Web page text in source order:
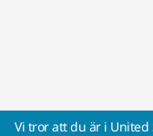
Vi tror att du är i United